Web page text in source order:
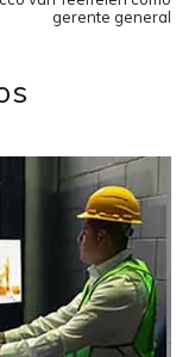
gerente general